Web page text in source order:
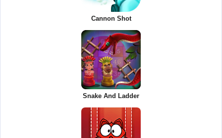
Cannon Shot
Snake And Ladder